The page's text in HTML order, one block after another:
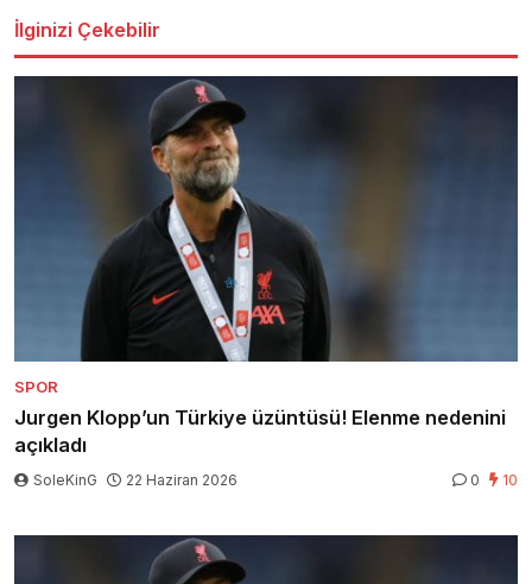
İlginizi Çekebilir
SPOR
Jurgen Klopp’un Türkiye üzüntüsü! Elenme nedenini
açıkladı
SoleKinG 22 Haziran 2026 0 10